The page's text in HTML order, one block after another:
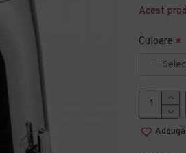
Acest
Culoare